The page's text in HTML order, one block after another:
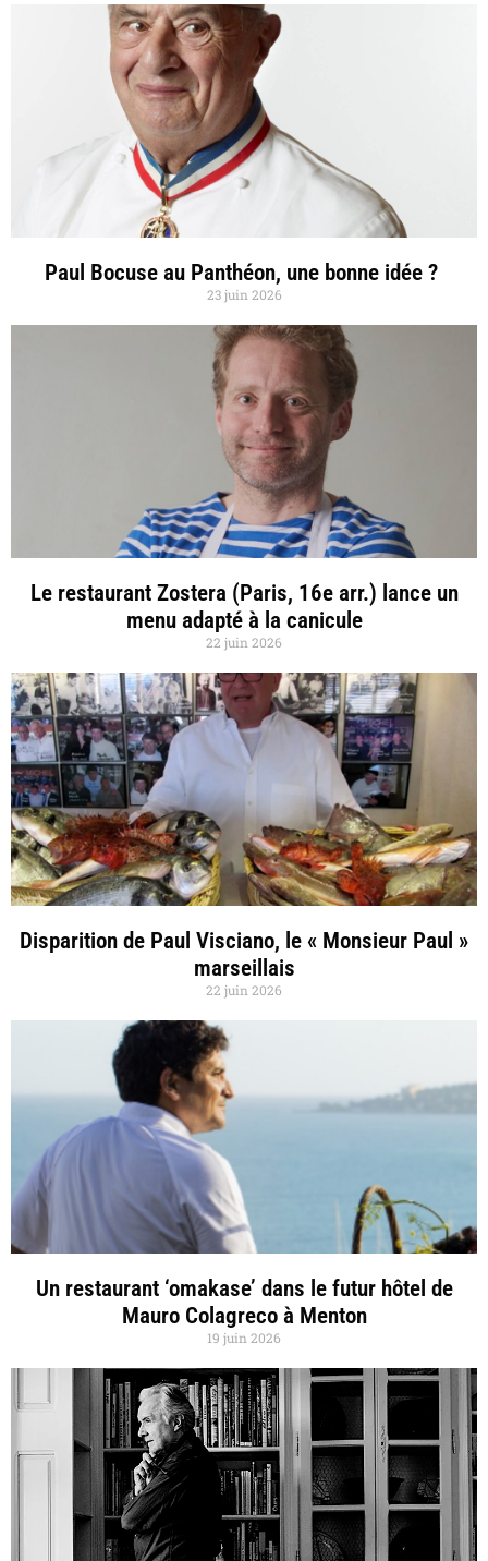
Paul Bocuse au Panthéon, une bonne idée ?
23 juin 2026
Le restaurant Zostera (Paris, 16e arr.) lance un
menu adapté à la canicule
22 juin 2026
Disparition de Paul Visciano, le « Monsieur Paul »
marseillais
22 juin 2026
Un restaurant ‘omakase’ dans le futur hôtel de
Mauro Colagreco à Menton
19 juin 2026